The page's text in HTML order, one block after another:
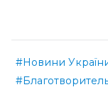
#Новини